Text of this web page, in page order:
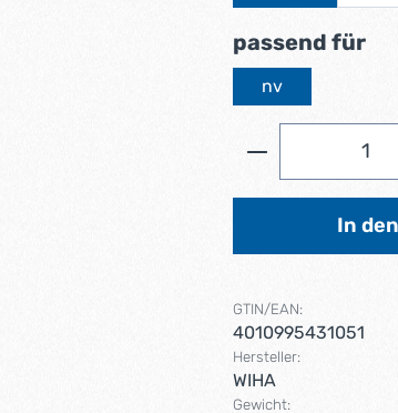
passend für
nv
Produkt
In
GTIN/EAN:
4010995431051
Hersteller:
WIHA
Gewicht: